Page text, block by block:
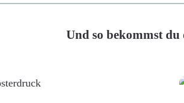
Und so bekommst